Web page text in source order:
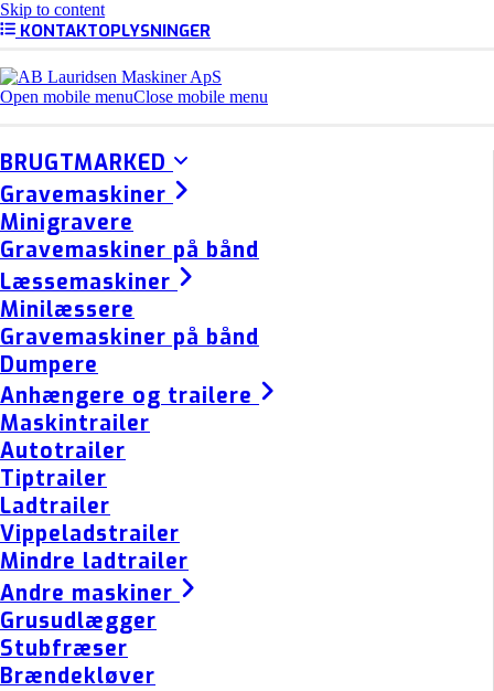
Skip to content
KONTAKTOPLYSNINGER
Open mobile menuClose mobile menu
BRUGTMARKED
Gravemaskiner
Minigravere
Gravemaskiner på bånd
Læssemaskiner
Minilæssere
Gravemaskiner på bånd
Dumpere
Anhængere og trailere
Maskintrailer
Autotrailer
Tiptrailer
Ladtrailer
Vippeladstrailer
Mindre ladtrailer
Andre maskiner
Grusudlægger
Stubfræser
Brændekløver